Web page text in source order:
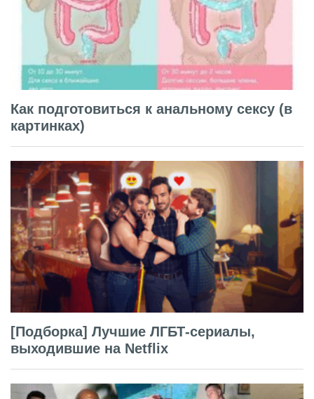
Как подготовиться к анальному сексу (в
картинках)
[Подборка] Лучшие ЛГБТ-сериалы,
выходившие на Netflix